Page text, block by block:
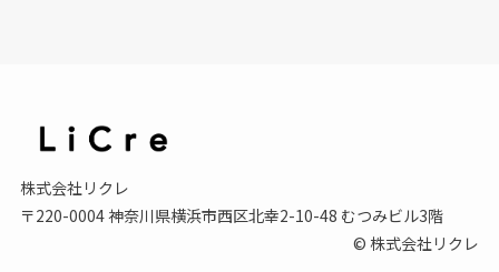
株式会社リクレ
〒220-0004 神奈川県横浜市西区北幸2-10-48 むつみビル3階
© 株式会社リクレ